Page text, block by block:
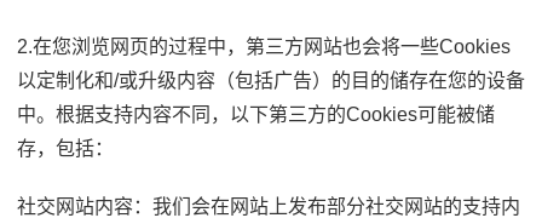
2.在您浏览网页的过程中，第三方网站也会将一些Cookies
以定制化和/或升级内容（包括广告）的目的储存在您的设备
中。根据支持内容不同，以下第三方的Cookies可能被储
存，包括：
社交网站内容：我们会在网站上发布部分社交网站的支持内